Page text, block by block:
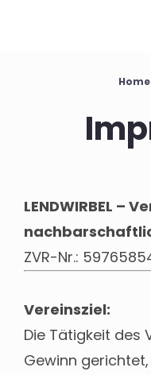
Home
LENDWIRBEL –
ZVR-Nr.:
Vereinsziel:
Die Tätigkeit des
Gewinn